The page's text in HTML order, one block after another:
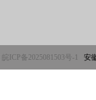
皖ICP备2025081503号-1 安